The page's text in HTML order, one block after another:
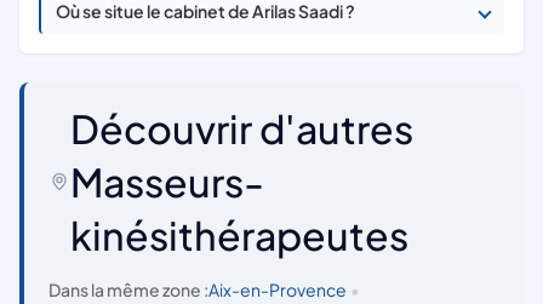
Où se situe le cabinet de Arilas Saadi ?
Découvrir d'autres
Masseurs-
kinésithérapeutes
Dans la même zone :Aix-en-Provence •